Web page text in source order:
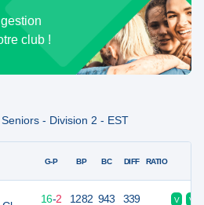
club !
- Division 2 - EST
G-P BP BC DIFF RATIO
16-2 1282 943 339 V V